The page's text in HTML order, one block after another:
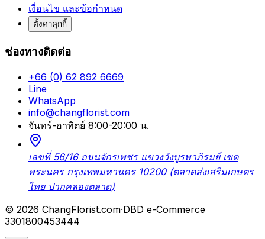
เงื่อนไข และข้อกำหนด
ตั้งค่าคุกกี้
ช่องทางติดต่อ
+66 (0) 62 892 6669
Line
WhatsApp
info@changflorist.com
จันทร์-อาทิตย์ 8:00-20:00 น.
เลขที่ 56/16 ถนนจักรเพชร แขวงวังบูรพาภิรมย์ เขต
พระนคร กรุงเทพมหานคร 10200 (ตลาดส่งเสริมเกษตร
ไทย ปากคลองตลาด)
© 2026 ChangFlorist.com·DBD e-Commerce
3301800453444